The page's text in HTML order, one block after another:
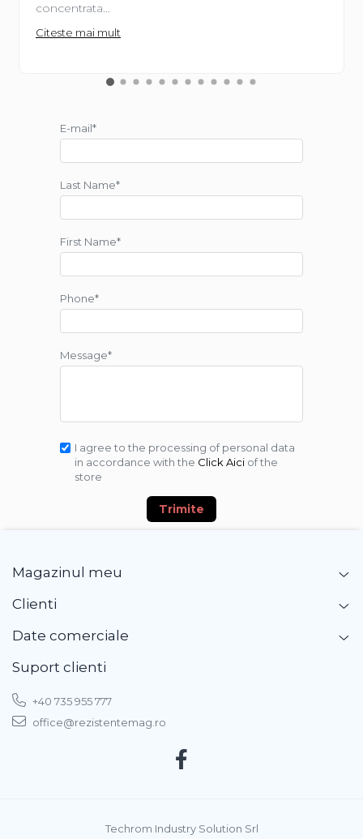
concentrata...
Citeste mai mult
E-mail*
Last Name*
First Name*
Phone*
Message*
I agree to the processing of personal data
in accordance with the Click Aici of the
store
Trimite
Magazinul meu
Clienti
Date comerciale
Suport clienti
+40 735 955 777
office@rezistentemag.ro
Techrom Industry Solution Srl